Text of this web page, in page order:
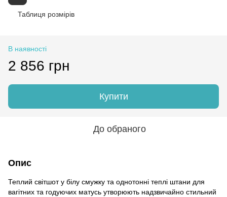
Таблиця розмірів
В наявності
2 856 грн
Купити
До обраного
Опис
Теплий світшот у білу смужку та однотонні теплі штани для
вагітних та годуючих матусь утворюють надзвичайно стильний